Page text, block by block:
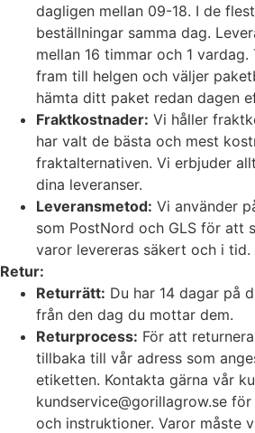
dagligen mellan 09-18. I de
beställningar samma dag.
mellan 16 timmar och 1
fram till helgen och väljer
hämta ditt paket redan dagen
Fraktkostnader: Vi håller
har valt de bästa och mest
fraktalternativen. Vi erbjuder
dina leveranser.
Leveransmetod: Vi använder
som PostNord och GLS för att
varor levereras säkert och i tid.
Retur:
Returrätt: Du har 14 dagar på
från den dag du mottar dem.
Returprocess: För att
tillbaka till vår adress som
etiketten. Kontakta gärna vår
kundservice@gorillagrow.se
och instruktioner. Varor måste